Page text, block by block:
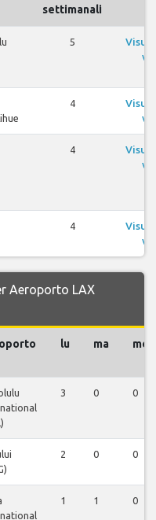
settimanali
5
4
4
4
Aeroporto LAX
lu ma me
3 0 0
2 0 0
1 1 0